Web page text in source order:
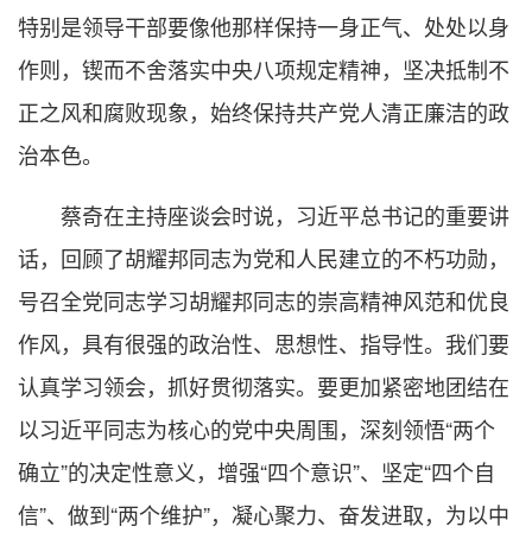
特别是领导干部要像他那样保持一身正气、处处以身
作则，锲而不舍落实中央八项规定精神，坚决抵制不
正之风和腐败现象，始终保持共产党人清正廉洁的政
治本色。
蔡奇在主持座谈会时说，习近平总书记的重要讲
话，回顾了胡耀邦同志为党和人民建立的不朽功勋，
号召全党同志学习胡耀邦同志的崇高精神风范和优良
作风，具有很强的政治性、思想性、指导性。我们要
认真学习领会，抓好贯彻落实。要更加紧密地团结在
以习近平同志为核心的党中央周围，深刻领悟“两个
确立”的决定性意义，增强“四个意识”、坚定“四个自
信”、做到“两个维护”，凝心聚力、奋发进取，为以中